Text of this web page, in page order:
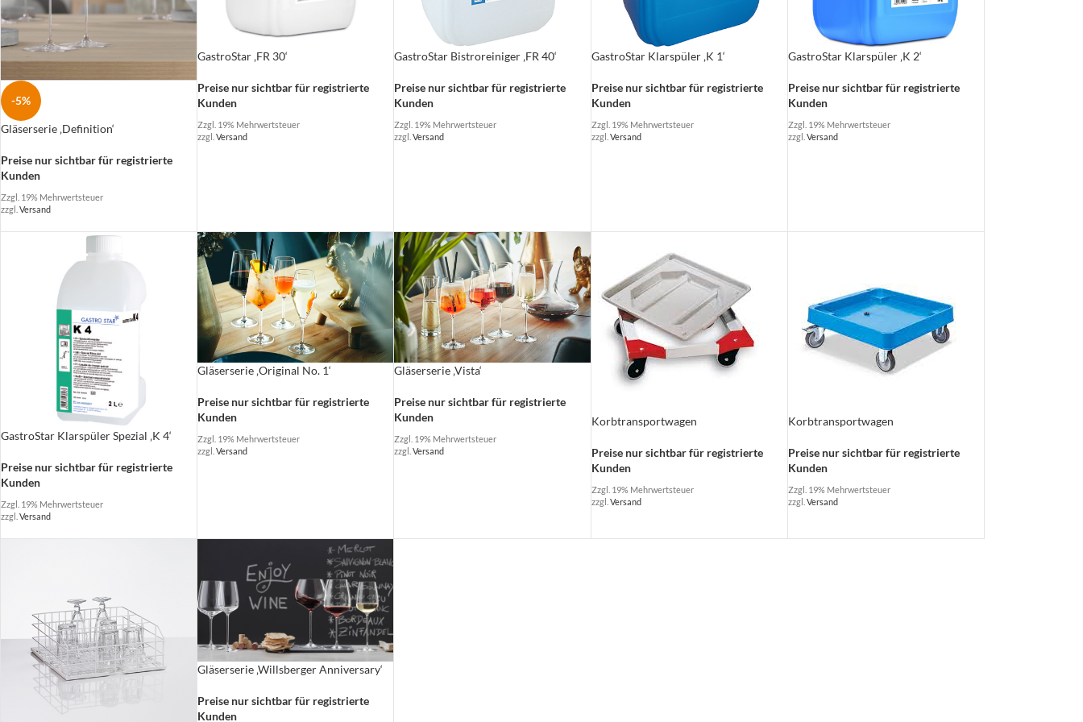
-5%
Gläserserie ‚Definition‘
Preise nur sichtbar für registrierte
Kunden
Zzgl. 19% Mehrwertsteuer
zzgl. Versand
GastroStar ‚FR 30‘
Preise nur sichtbar für registrierte
Kunden
Zzgl. 19% Mehrwertsteuer
zzgl.Versand
GastroStar Bistroreiniger ‚FR 40‘
Preise nur sichtbar für registrierte
Kunden
Zzgl. 19% Mehrwertsteuer
zzgl.Versand
GastroStar Klarspüler ‚K 1‘
Preise nur sichtbar für registrierte
Kunden
Zzgl. 19% Mehrwertsteuer
zzgl. Versand
GastroStar Klarspüler ‚K 2‘
Preise nur sichtbar für registrierte
Kunden
Zzgl. 19% Mehrwertsteuer
zzgl. Versand
GastroStar Klarspüler Spezial ‚K 4‘
Preise nur sichtbar für registrierte
Kunden
Zzgl. 19% Mehrwertsteuer
zzgl. Versand
Gläserserie ‚Original No. 1‘
Preise nur sichtbar für registrierte
Kunden
Zzgl. 19% Mehrwertsteuer
zzgl.Versand
Gläserserie ‚Vista‘
Preise nur sichtbar für registrierte
Kunden
Zzgl. 19% Mehrwertsteuer
zzgl.Versand
Korbtransportwagen
Preise nur sichtbar für registrierte
Kunden
Zzgl. 19% Mehrwertsteuer
zzgl. Versand
Korbtransportwagen
Preise nur sichtbar für registrierte
Kunden
Zzgl. 19% Mehrwertsteuer
zzgl. Versand
Gläserserie ‚Willsberger Anniversary‘
Preise nur sichtbar für registrierte
Kunden